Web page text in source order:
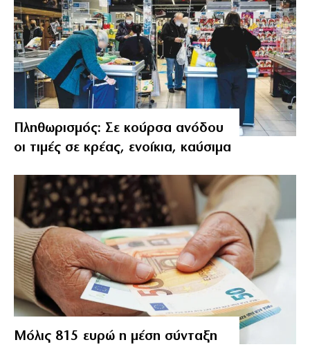
Πληθωρισμός: Σε κούρσα ανόδου
οι τιμές σε κρέας, ενοίκια, καύσιμα
Μόλις 815 ευρώ η μέση σύνταξη